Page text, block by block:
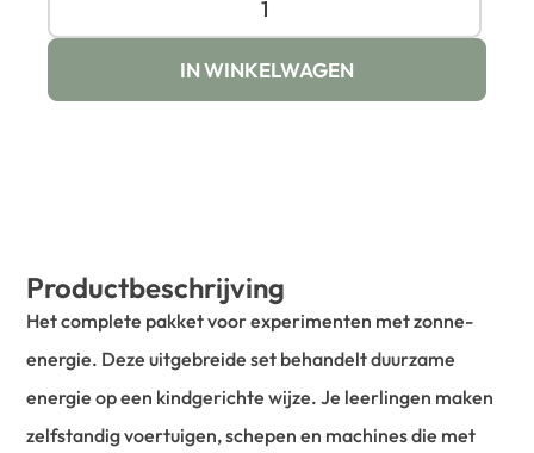
IN WINKELWAGEN
Productbeschrijving
Het complete pakket voor experimenten met zonne-
energie. Deze uitgebreide set behandelt duurzame
energie op een kindgerichte wijze. Je leerlingen maken
zelfstandig voertuigen, schepen en machines die met